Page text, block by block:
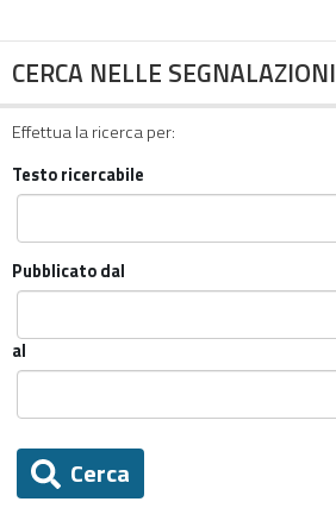
CERCA NELLE SEGNALAZIONI
Effettua la ricerca per:
Testo ricercabile
Pubblicato dal
al